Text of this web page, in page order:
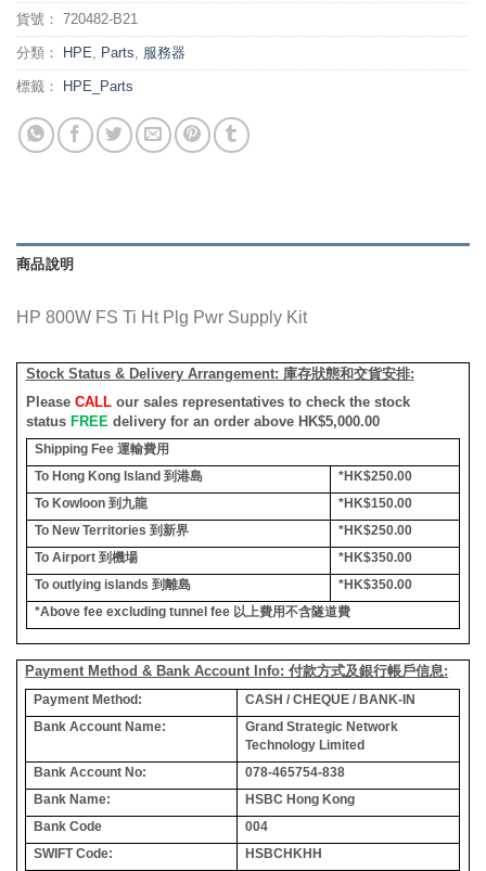
貨號： 720482-B21
分類： HPE, Parts, 服務器
標籤： HPE_Parts
商品說明
HP 800W FS Ti Ht Plg Pwr Supply Kit
Stock Status & Delivery Arrangement: 庫存狀態和交貨安排:
Please CALLour sales representatives to check the stock
status FREE delivery for an order above HK$5,000.00
Shipping Fee 運輸費用
To Hong Kong Island 到港島
*HK$250.00
To Kowloon 到九龍
*HK$150.00
To New Territories 到新界
*HK$250.00
To Airport 到機場
*HK$350.00
To outlying islands 到離島
*HK$350.00
*Above fee excluding tunnel fee 以上費用不含隧道費
Payment Method & Bank Account Info: 付款方式及銀行帳戶信息:
Payment Method:
CASH / CHEQUE / BANK-IN
Bank Account Name:
Grand Strategic Network
Technology Limited
Bank Account No:
078-465754-838
Bank Name:
HSBC Hong Kong
Bank Code
004
SWIFT Code:
HSBCHKHH